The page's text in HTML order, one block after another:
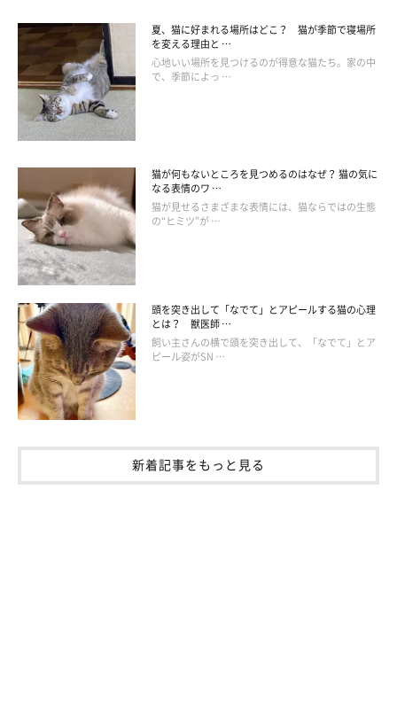
成長したちまきちゃんの現在の様子は？
夏、猫に好まれる場所はどこ？ 猫が季節で寝場所
を変える理由と …
心地いい場所を見つけるのが得意な猫たち。家の中
で、季節によっ …
猫が何もないところを見つめるのはなぜ？ 猫の気に
なる表情のワ …
猫が見せるさまざまな表情には、猫ならではの生態
の“ヒミツ”が …
頭を突き出して「なでて」とアピールする猫の心理
とは？ 獣医師 …
飼い主さんの横で頭を突き出して、「なでて」とア
ピール姿がSN …
新着記事をもっと見る